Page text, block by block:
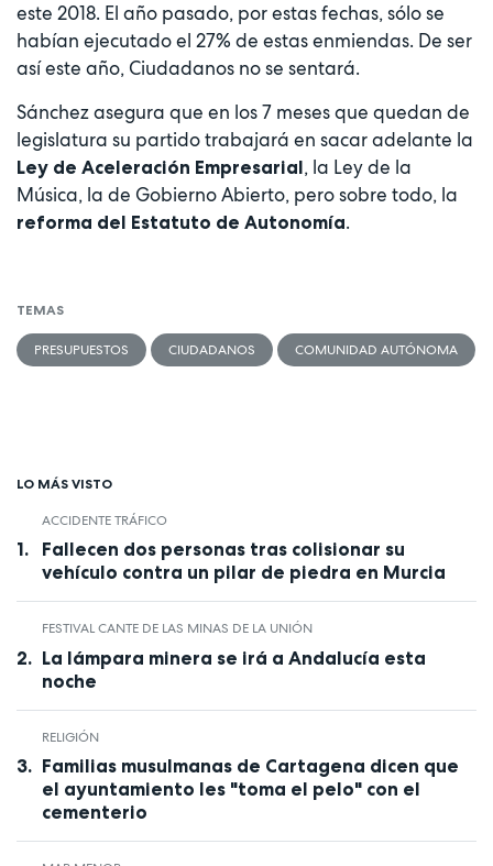
este 2018. El año pasado, por estas fechas, sólo se
habían ejecutado el 27% de estas enmiendas. De ser
así este año, Ciudadanos no se sentará.
Sánchez asegura que en los 7 meses que quedan de
legislatura su partido trabajará en sacar adelante la
Ley de Aceleración Empresarial, la Ley de la
Música, la de Gobierno Abierto, pero sobre todo, la
reforma del Estatuto de Autonomía.
TEMAS
PRESUPUESTOS CIUDADANOS COMUNIDAD AUTÓNOMA
LO MÁS VISTO
ACCIDENTE TRÁFICO
Fallecen dos personas tras colisionar su
vehículo contra un pilar de piedra en Murcia
FESTIVAL CANTE DE LAS MINAS DE LA UNIÓN
La lámpara minera se irá a Andalucía esta
noche
RELIGIÓN
Familias musulmanas de Cartagena dicen que
el ayuntamiento les "toma el pelo" con el
cementerio